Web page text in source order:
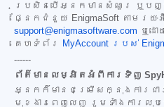
ប្រសិនបើអ្នកមានសំណួរ ឬបញ្
ផ្នែកជំនួយ EnigmaSoft តាមរយៈ
support@enigmasoftware.com ឬដ
គេហទំព័រ
MyAccount របស់
------
ព័ត៌មានលម្អិតអំពីការទិញ
អ្នកក៏មានជម្រើសក្នុងការជាវ
មុខងារពេញលេញ រួមទាំងការលុ